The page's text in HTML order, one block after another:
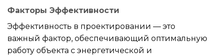
Факторы Эффективности
Эффективность в проектировании — это
важный фактор, обеспечивающий оптимальную
работу объекта с энергетической и